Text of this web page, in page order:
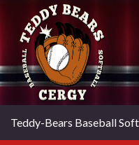
Teddy-Bears Baseball